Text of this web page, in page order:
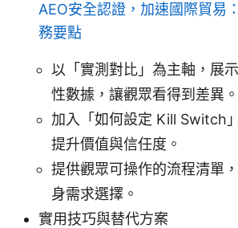
AEO安全認證，加速國際貿易
務要點
以「實測對比」為主軸，展
性數據，讓觀眾看得到差異。
加入「如何設定 Kill Switch
提升價值與信任度。
提供觀眾可操作的流程清單
身需求選擇。
實用技巧與替代方案